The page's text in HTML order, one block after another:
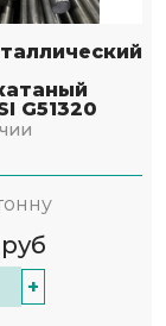
G51320
руб
+